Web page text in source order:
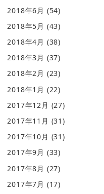
2018年6月 (54)
2018年5月 (43)
2018年4月 (38)
2018年3月 (37)
2018年2月 (23)
2018年1月 (22)
2017年12月 (27)
2017年11月 (31)
2017年10月 (31)
2017年9月 (33)
2017年8月 (27)
2017年7月 (17)